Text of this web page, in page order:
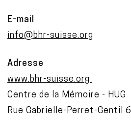
E-mail
info@bhr-suisse.org
Adresse
www.bhr-suisse.org
Centre de la Mémoire - HUG
Rue Gabrielle-Perret-Gentil 6